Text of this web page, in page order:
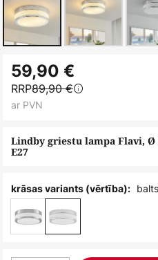
uz
galerijas
sākumu
Lindby griestu lampa Flavi, Ø
E27
59,90 €
RRP89,90 €
ar PVN
krāsas variants (vērtība):